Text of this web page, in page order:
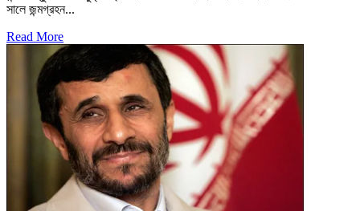
সালে জন্মগ্রহন...
Read More